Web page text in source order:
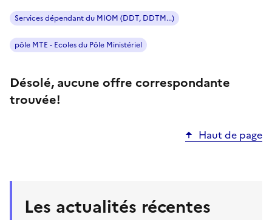
Services dépendant du MIOM (DDT, DDTM...)
pôle MTE - Ecoles du Pôle Ministériel
Désolé, aucune offre correspondante
trouvée!
Haut de page
Les actualités récentes